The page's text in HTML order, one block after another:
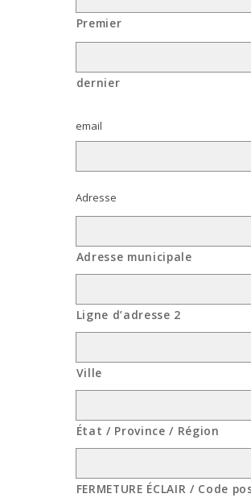
Premier
dernier
email
Adresse
Adresse municipale
Ligne d’adresse 2
Ville
État / Province / Région
FERMETURE ÉCLAIR / Code